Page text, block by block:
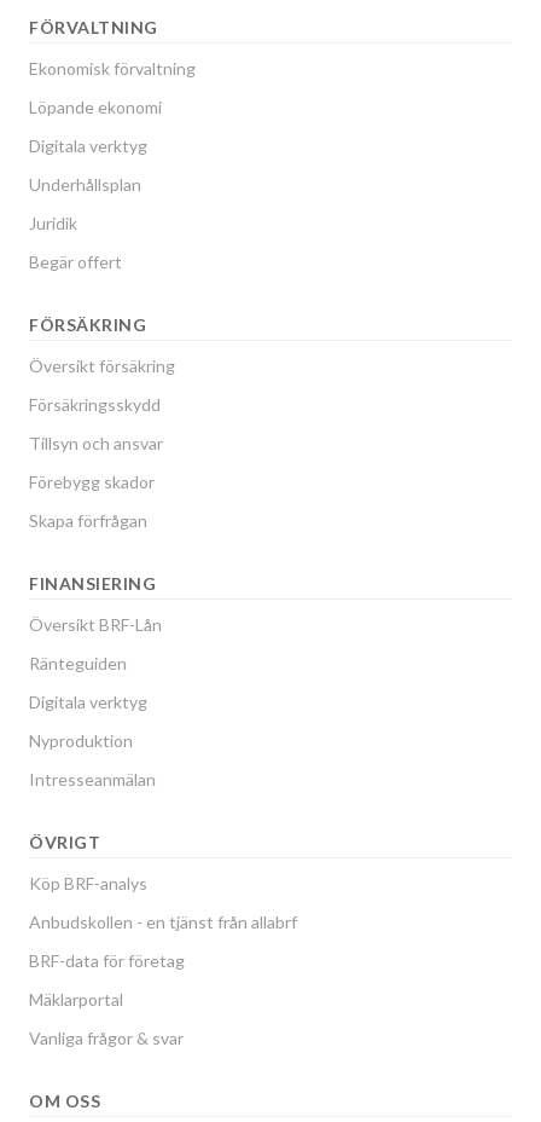
FÖRVALTNING
Ekonomisk förvaltning
Löpande ekonomi
Digitala verktyg
Underhållsplan
Juridik
Begär offert
FÖRSÄKRING
Översikt försäkring
Försäkringsskydd
Tillsyn och ansvar
Förebygg skador
Skapa förfrågan
FINANSIERING
Översikt BRF-Lån
Ränteguiden
Digitala verktyg
Nyproduktion
Intresseanmälan
ÖVRIGT
Köp BRF-analys
Anbudskollen - en tjänst från allabrf
BRF-data för företag
Mäklarportal
Vanliga frågor & svar
OM OSS